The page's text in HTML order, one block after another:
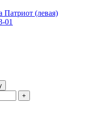
Патриот (левая)
01
+